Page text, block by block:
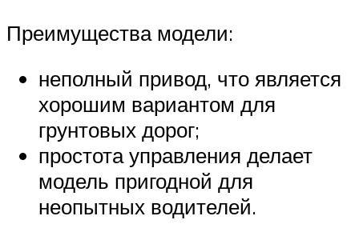
Преимущества модели:
неполный привод, что является
хорошим вариантом для
грунтовых дорог;
простота управления делает
модель пригодной для
неопытных водителей.